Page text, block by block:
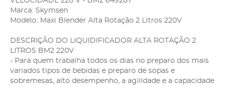
Marca: Skymsen
Modelo: Maxi Blender Alta Rotação 2 Litros 220V
DESCRIÇÃO DO LIQUIDIFICADOR ALTA ROTAÇÃO 2
LITROS BM2 220V
- Para quem trabalha todos os dias no preparo dos mais
variados tipos de bebidas e preparo de sopas e
sobremesas, alto desempenho, a agilidade e a capacidade